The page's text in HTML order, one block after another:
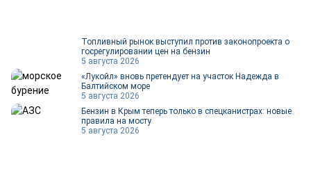
Топливный рынок выступил против законопроекта о
госрегулировании цен на бензин
5 августа 2026
«Лукойл» вновь претендует на участок Надежда в
Балтийском море
5 августа 2026
Бензин в Крым теперь только в спецканистрах: новые
правила на мосту
5 августа 2026